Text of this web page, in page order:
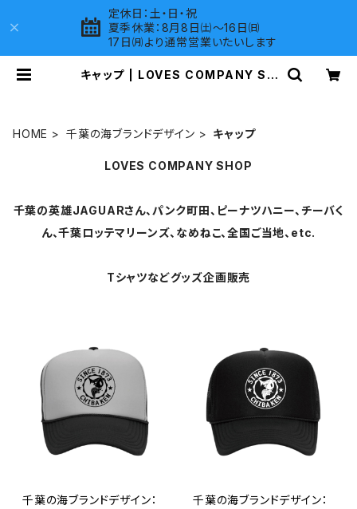
定休日：土・日・祝
夏季休業：8月8日㈯～16日㈰
17日㈪より通常営業いたいします
キャップ | LOVES COMPANY SH
HOME 千葉の海ブランドデザイン キャップ
LOVES COMPANY SHOP
千葉の英雄JAGUARさん、パンク町田、ピーナツハニー、チーバく
ん、千葉ロッテマリーンズ、なめねこ、全国ご当地、etc.
Tシャツなどグッズ企画販売
千葉の海ブランドデザイン：
千葉の海ブランドデザイン：